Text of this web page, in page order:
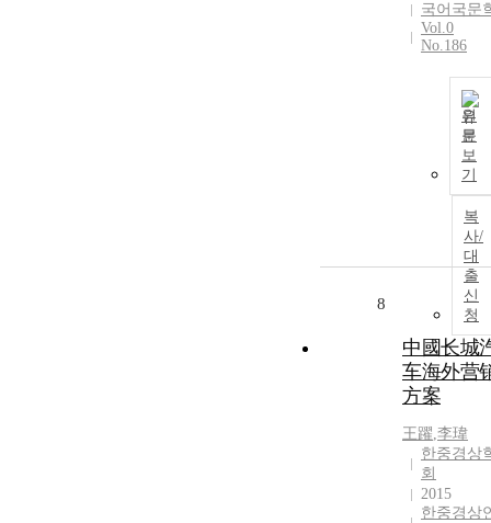
국어국문
Vol.0
No.186
원
문
보
기
복
사/
대
출
신
청
8
中國长城
车海外营
方案
王躍,李瑋
한중경상
회
2015
한중경상